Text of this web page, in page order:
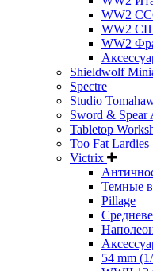
WW2
WW2
WW2
Shieldwolf
Spectre
Studio
Sword & Spear
Tabletop
Too Fat Lardies
Victrix
Темные
Pillage
54 mm